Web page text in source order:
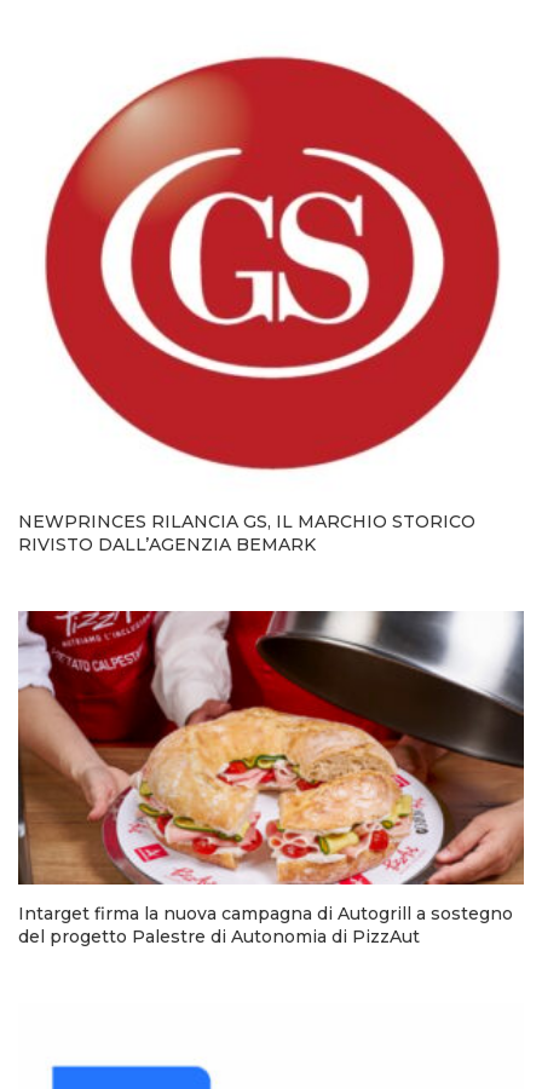
NEWPRINCES RILANCIA GS, IL MARCHIO STORICO
RIVISTO DALL’AGENZIA BEMARK
Intarget firma la nuova campagna di Autogrill a sostegno
del progetto Palestre di Autonomia di PizzAut